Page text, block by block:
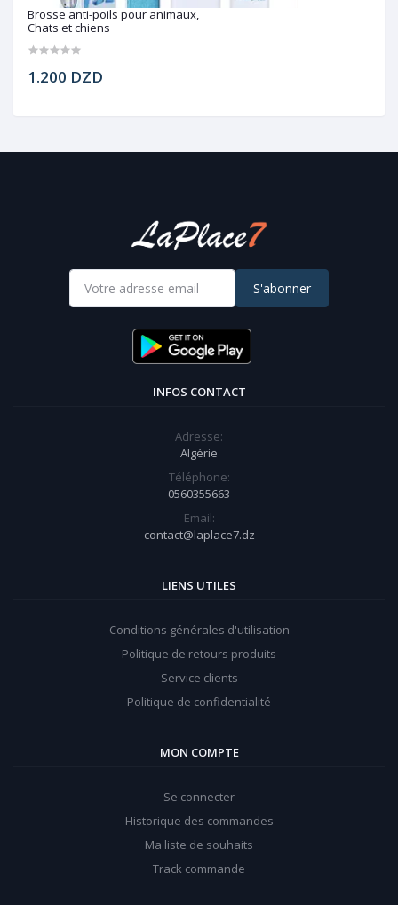
Brosse anti-poils pour animaux,
Chats et chiens
1.200 DZD
S'abonner
INFOS CONTACT
Adresse:
Algérie
Téléphone:
0560355663
Email:
contact@laplace7.dz
LIENS UTILES
Conditions générales d'utilisation
Politique de retours produits
Service clients
Politique de confidentialité
MON COMPTE
Se connecter
Historique des commandes
Ma liste de souhaits
Track commande